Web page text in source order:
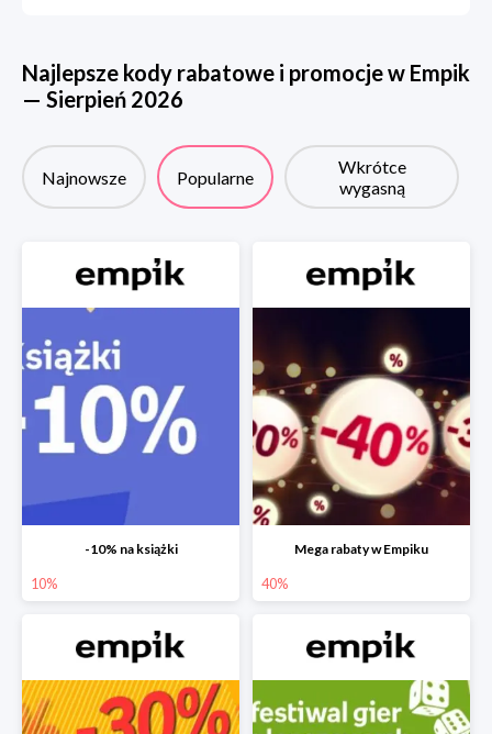
Najlepsze kody rabatowe i promocje w Empik
— Sierpień 2026
Najnowsze Popularne
Wkrótce
wygasną
-10% na książki
10%
Mega rabaty w Empiku
40%